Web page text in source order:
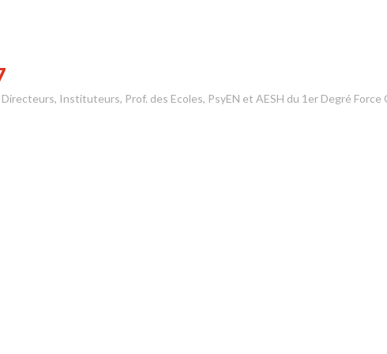
Instituteurs, Prof. des Ecoles, PsyEN et AESH du 1er Degré Force